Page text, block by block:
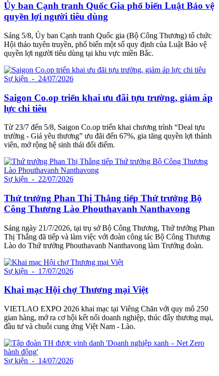
Ủy ban Cạnh tranh Quốc Gia phổ biến Luật Bảo vệ
quyền lợi người tiêu dùng
Sáng 5/8, Ủy ban Cạnh tranh Quốc gia (Bộ Công Thương) tổ chức
Hội thảo tuyên truyền, phổ biến một số quy định của Luật Bảo vệ
quyền lợi người tiêu dùng tại khu vực miền Bắc.
Sự kiện - 24/07/2026
Saigon Co.op triển khai ưu đãi tựu trường, giảm áp
lực chi tiêu
Từ 23/7 đến 5/8, Saigon Co.op triển khai chương trình “Deal tựu
trường - Giá yêu thương” ưu đãi đến 67%, gia tăng quyền lợi thành
viên, mở rộng hệ sinh thái đổi điểm.
Sự kiện - 22/07/2026
Thứ trưởng Phan Thị Thắng tiếp Thứ trưởng Bộ
Công Thương Lào Phouthavanh Nanthavong
Sáng ngày 21/7/2026, tại trụ sở Bộ Công Thương, Thứ trưởng Phan
Thị Thắng đã tiếp và làm việc với đoàn công tác Bộ Công Thương
Lào do Thứ trưởng Phouthavanh Nanthavong làm Trưởng đoàn.
Sự kiện - 17/07/2026
Khai mạc Hội chợ Thương mại Việt
VIETLAO EXPO 2026 khai mạc tại Viêng Chăn với quy mô 250
gian hàng, mở ra cơ hội kết nối doanh nghiệp, thúc đẩy thương mại,
đầu tư và chuỗi cung ứng Việt Nam - Lào.
Sự kiện - 14/07/2026